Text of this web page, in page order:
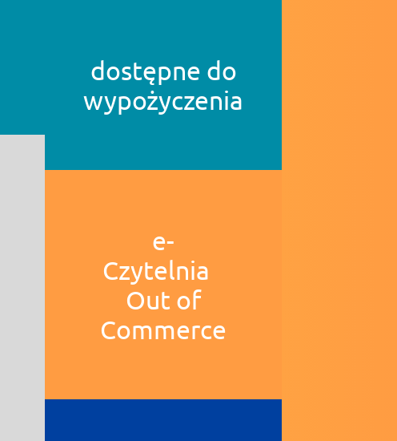
dostępne do
wypożyczenia
e-
Czytelnia
Out of
Commerce